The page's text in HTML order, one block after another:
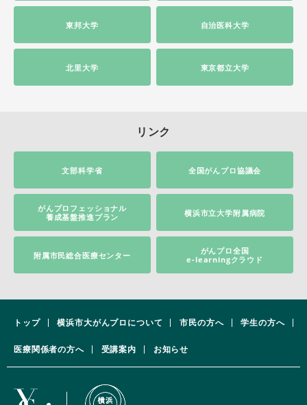
東邦大学 自治医科大学
北里大学 東京都立大学
リンク
文部科学省 全国がんプロ協議会
がんプロフェッショナル
養成基盤推進プラン
横浜市立大学附属病院
附属市民総合医療センター
がんプロ全国
e-learningクラウド
トップ 横浜市大がんプロについて 市民の方へ 学生の方へ
医療関係者の方へ 受講案内 お知らせ